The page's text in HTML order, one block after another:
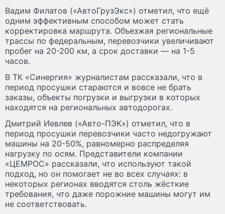
Вадим Филатов («АвтоГрузЭкс») отметил, что ещё
одним эффективным способом может стать
корректировка маршрута. Объезжая региональные
трассы по федеральным, перевозчики увеличивают
пробег на 20-200 км, а срок доставки — на 1-5
часов.
В ТК «Синергия» журналистам рассказали, что в
период просушки стараются и вовсе не брать
заказы, объекты погрузки и выгрузки в которых
находятся на региональных автодорогах.
Дмитрий Иевлев («Авто-ПЭК») отметил, что в
период просушки перевозчики часто недогружают
машины на 20-50%, равномерно распределяя
нагрузку по осям. Представители компании
«ЦЕМРОС» рассказали, что используют такой
подход, но он помогает не во всех случаях: в
некоторых регионах вводятся столь жёсткие
требования, что даже порожние машины могут им
не соответствовать.